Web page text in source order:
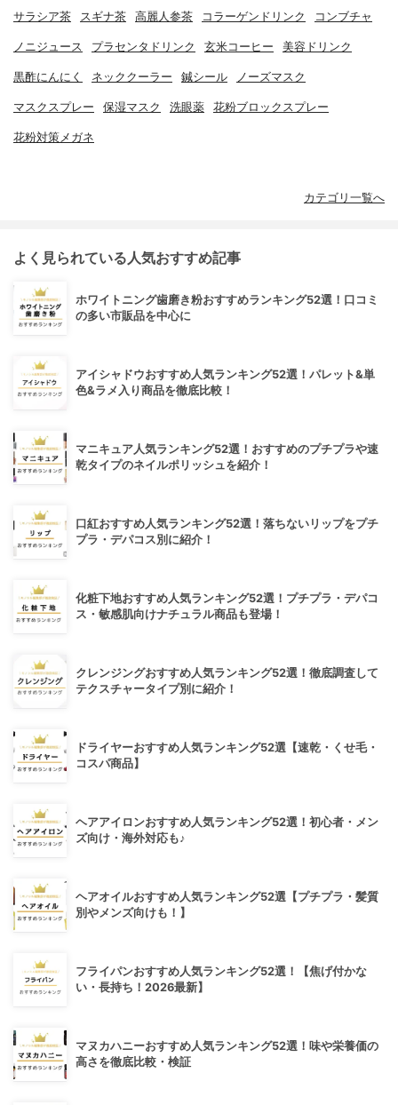
サラシア茶 スギナ茶 高麗人参茶 コラーゲンドリンク コンブチャ
ノニジュース プラセンタドリンク 玄米コーヒー 美容ドリンク
黒酢にんにく ネッククーラー 鍼シール ノーズマスク
マスクスプレー 保湿マスク 洗眼薬 花粉ブロックスプレー
花粉対策メガネ
カテゴリ一覧へ
よく見られている人気おすすめ記事
ホワイトニング歯磨き粉おすすめランキング52選！口コミ
の多い市販品を中心に
アイシャドウおすすめ人気ランキング52選！パレット&単
色&ラメ入り商品を徹底比較！
マニキュア人気ランキング52選！おすすめのプチプラや速
乾タイプのネイルポリッシュを紹介！
口紅おすすめ人気ランキング52選！落ちないリップをプチ
プラ・デパコス別に紹介！
化粧下地おすすめ人気ランキング52選！プチプラ・デパコ
ス・敏感肌向けナチュラル商品も登場！
クレンジングおすすめ人気ランキング52選！徹底調査して
テクスチャータイプ別に紹介！
ドライヤーおすすめ人気ランキング52選【速乾・くせ毛・
コスパ商品】
ヘアアイロンおすすめ人気ランキング52選！初心者・メン
ズ向け・海外対応も♪
ヘアオイルおすすめ人気ランキング52選【プチプラ・髪質
別やメンズ向けも！】
フライパンおすすめ人気ランキング52選！【焦げ付かな
い・長持ち！2026最新】
マヌカハニーおすすめ人気ランキング52選！味や栄養価の
高さを徹底比較・検証